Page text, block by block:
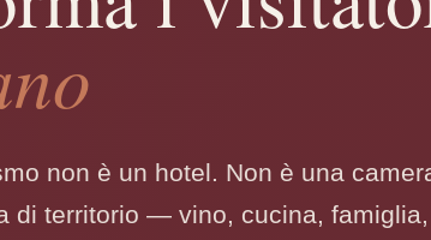
non è un hotel. Non è una
di territorio — vino, cucina,